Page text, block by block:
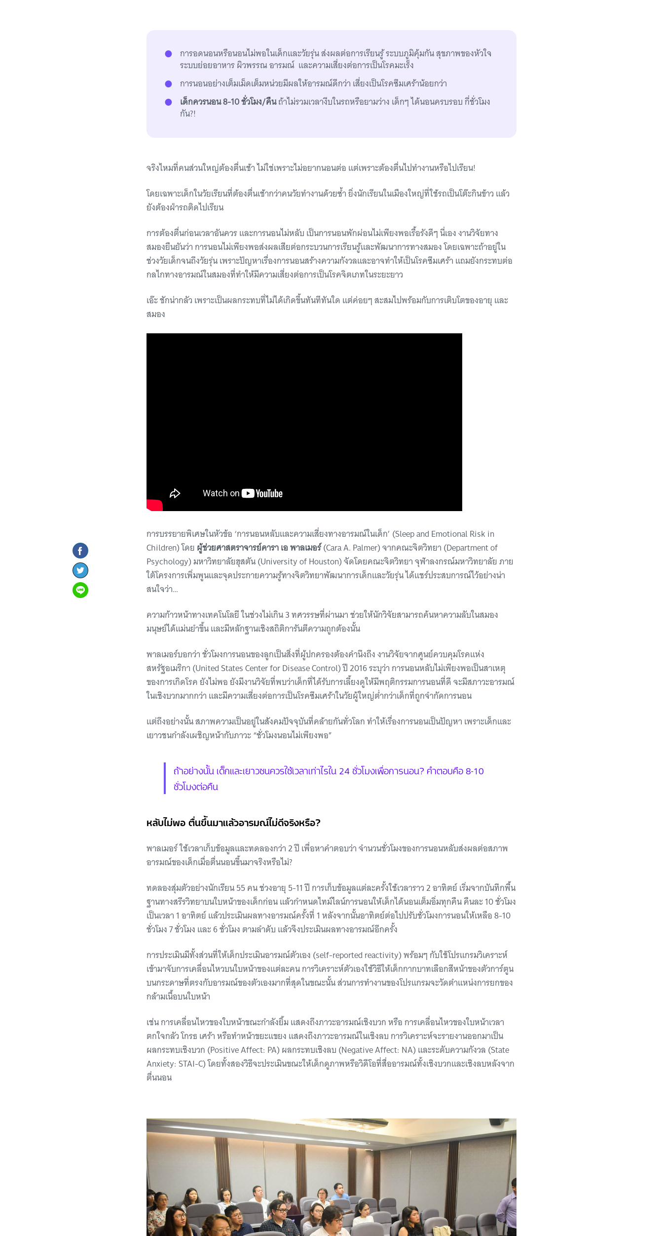
การอดนอนหรือนอนไม่พอในเด็กและวัยรุ่น ส่งผลต่อการเรียนรู้ ระบบภูมิคุ้มกัน สุขภาพของหัวใจ
ระบบย่อยอาหาร ผิวพรรณ อารมณ์ และความเสี่ยงต่อการเป็นโรคมะเร็ง
การนอนอย่างเต็มเม็ดเต็มหน่วยมีผลให้อารมณ์ดีกว่า เสี่ยงเป็นโรคซึมเศร้าน้อยกว่า
เด็กควรนอน 8-10 ชั่วโมง/คืนถ้าไม่รวมเวลางีบในรถหรือยามว่าง เด็กๆ ได้นอนครบรอบ กี่ชั่วโมง
กัน?!
จริงไหมที่คนส่วนใหญ่ต้องตื่นเช้า ไม่ใช่เพราะไม่อยากนอนต่อ แต่เพราะต้องตื่นไปทำงานหรือไปเรียน!
โดยเฉพาะเด็กในวัยเรียนที่ต้องตื่นเช้ากว่าคนวัยทำงานด้วยซ้ำ ยิ่งนักเรียนในเมืองใหญ่ที่ใช้รถเป็นโต๊ะกินข้าว แล้ว
ยังต้องฝ่ารถติดไปเรียน
การต้องตื่นก่อนเวลาอันควร และการนอนไม่หลับ เป็นการนอนพักผ่อนไม่เพียงพอเรื้อรังดีๆ นี่เอง งานวิจัยทาง
สมองยืนยันว่า การนอนไม่เพียงพอส่งผลเสียต่อกระบวนการเรียนรู้และพัฒนาการทางสมอง โดยเฉพาะถ้าอยู่ใน
ช่วงวัยเด็กจนถึงวัยรุ่น เพราะปัญหาเรื่องการนอนสร้างความกังวลและอาจทำให้เป็นโรคซึมเศร้า แถมยังกระทบต่อ
กลไกทางอารมณ์ในสมองที่ทำให้มีความเสี่ยงต่อการเป็นโรคจิตเภทในระยะยาว
เอ๊ะ ชักน่ากลัว เพราะเป็นผลกระทบที่ไม่ได้เกิดขึ้นทันทีทันใด แต่ค่อยๆ สะสมไปพร้อมกับการเติบโตของอายุ และ
สมอง
การบรรยายพิเศษในหัวข้อ ‘การนอนหลับและความเสี่ยงทางอารมณ์ในเด็ก’ (Sleep and Emotional Risk in
Children) โดย ผู้ช่วยศาสตราจารย์คารา เอ พาลเมอร์(Cara A. Palmer) จากคณะจิตวิทยา (Department of
Psychology) มหาวิทยาลัยฮุสตัน (University of Houston) จัดโดยคณะจิตวิทยา จุฬาลงกรณ์มหาวิทยาลัย ภาย
ใต้โครงการเพิ่มพูนและจุดประกายความรู้ทางจิตวิทยาพัฒนาการเด็กและวัยรุ่น ได้แชร์ประสบการณ์ไว้อย่างน่า
สนใจว่า…
ความก้าวหน้าทางเทคโนโลยี ในช่วงไม่เกิน 3 ทศวรรษที่ผ่านมา ช่วยให้นักวิจัยสามารถค้นหาความลับในสมอง
มนุษย์ได้แม่นยำขึ้น และมีหลักฐานเชิงสถิติการันตีความถูกต้องนั้น
พาลเมอร์บอกว่า ชั่วโมงการนอนของลูกเป็นสิ่งที่ผู้ปกครองต้องคำนึงถึง งานวิจัยจากศูนย์ควบคุมโรคแห่ง
สหรัฐอเมริกา (United States Center for Disease Control) ปี 2016 ระบุว่า การนอนหลับไม่เพียงพอเป็นสาเหตุ
ของการเกิดโรค ยังไม่พอ ยังมีงานวิจัยที่พบว่าเด็กที่ได้รับการเลี้ยงดูให้มีพฤติกรรมการนอนที่ดี จะมีสภาวะอารมณ์
ในเชิงบวกมากกว่า และมีความเสี่ยงต่อการเป็นโรคซึมเศร้าในวัยผู้ใหญ่ต่ำกว่าเด็กที่ถูกจำกัดการนอน
แต่ถึงอย่างนั้น สภาพความเป็นอยู่ในสังคมปัจจุบันที่คล้ายกันทั่วโลก ทำให้เรื่องการนอนเป็นปัญหา เพราะเด็กและ
เยาวชนกำลังเผชิญหน้ากับภาวะ “ชั่วโมงนอนไม่เพียงพอ”
ถ้าอย่างนั้น เด็กและเยาวชนควรใช้เวลาเท่าไรใน 24 ชั่วโมงเพื่อการนอน? คำตอบคือ 8-10
ชั่วโมงต่อคืน
หลับไม่พอ ตื่นขึ้นมาแล้วอารมณ์ไม่ดีจริงหรือ?
พาลเมอร์ ใช้เวลาเก็บข้อมูลและทดลองกว่า 2 ปี เพื่อหาคำตอบว่า จำนวนชั่วโมงของการนอนหลับส่งผลต่อสภาพ
อารมณ์ของเด็กเมื่อตื่นนอนขึ้นมาจริงหรือไม่?
ทดลองสุ่มตัวอย่างนักเรียน 55 คน ช่วงอายุ 5-11 ปี การเก็บข้อมูลแต่ละครั้งใช้เวลาราว 2 อาทิตย์ เริ่มจากบันทึกพื้น
ฐานทางสรีรวิทยาบนใบหน้าของเด็กก่อน แล้วกำหนดไทม์ไลน์การนอนให้เด็กได้นอนเต็มอิ่มทุกคืน คืนละ 10 ชั่วโมง
เป็นเวลา 1 อาทิตย์ แล้วประเมินผลทางอารมณ์ครั้งที่ 1 หลังจากนั้นอาทิตย์ต่อไปปรับชั่วโมงการนอนให้เหลือ 8-10
ชั่วโมง 7 ชั่วโมง และ 6 ชั่วโมง ตามลำดับ แล้วจึงประเมินผลทางอารมณ์อีกครั้ง
การประเมินมีทั้งส่วนที่ให้เด็กประเมินอารมณ์ตัวเอง (self-reported reactivity) พร้อมๆ กับใช้โปรแกรมวิเคราะห์
เข้ามาจับการเคลื่อนไหวบนใบหน้าของแต่ละคน การวิเคราะห์ตัวเองใช้วิธีให้เด็กกากบาทเลือกสีหน้าของตัวการ์ตูน
บนกระดาษที่ตรงกับอารมณ์ของตัวเองมากที่สุดในขณะนั้น ส่วนการทำงานของโปรแกรมจะวัดตำแหน่งการยกของ
กล้ามเนื้อบนใบหน้า
เช่น การเคลื่อนไหวของใบหน้าขณะกำลังยิ้ม แสดงถึงภาวะอารมณ์เชิงบวก หรือ การเคลื่อนไหวของใบหน้าเวลา
ตกใจกลัว โกรธ เศร้า หรือทำหน้าขยะแขยง แสดงถึงภาวะอารมณ์ในเชิงลบ การวิเคราะห์จะรายงานออกมาเป็น
ผลกระทบเชิงบวก (Positive Affect: PA) ผลกระทบเชิงลบ (Negative Affect: NA) และระดับความกังวล (State
Anxiety: STAI-C) โดยทั้งสองวิธีจะประเมินขณะให้เด็กดูภาพหรือวิดีโอที่สื่ออารมณ์ทั้งเชิงบวกและเชิงลบหลังจาก
ตื่นนอน